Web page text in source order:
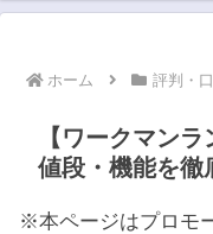
ホーム 評判・
【ワークマン
値段・機能を徹
※本ページはプロモ